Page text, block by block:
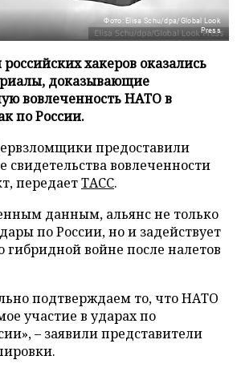
Фото: Elisa Schu/dpa/Global Look
Press
хакеров оказались
доказывающие
вовлеченность НАТО в
по России.
предоставили
свидетельства вовлеченности
передаетТАСС.
данным, альянс не только
по России, но и задействует
гибридной войне после налетов
подтверждаем то, что НАТО
участие в ударах по
– заявили представители